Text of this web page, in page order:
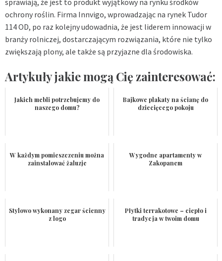
ochrony roślin. Firma Innvigo, wprowadzając na rynek Tudor
114 OD, po raz kolejny udowadnia, że jest liderem innowacji w
branży rolniczej, dostarczającym rozwiązania, które nie tylko
zwiększają plony, ale także są przyjazne dla środowiska.
Artykuły jakie mogą Cię zainteresować:
Jakich mebli potrzebujemy do
naszego domu?
Bajkowe plakaty na ścianę do
dziecięcego pokoju
W każdym pomieszczeniu można
zainstalować żaluzje
Wygodne apartamenty w
Zakopanem
Stylowo wykonany zegar ścienny
z logo
Płytki terrakotowe – ciepło i
tradycja w twoim domu